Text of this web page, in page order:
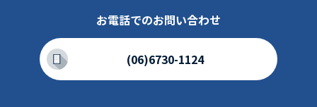
お電話でのお問い合わせ
(06)6730-1124